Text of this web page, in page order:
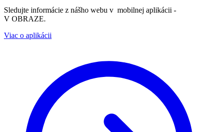
Sledujte informácie z nášho webu v mobilnej aplikácii -
V OBRAZE.
Viac o aplikácii